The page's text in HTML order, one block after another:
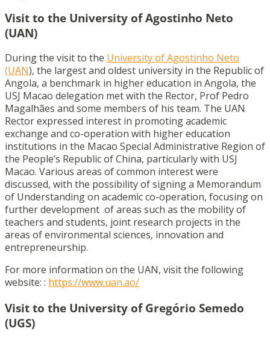
Visit to the University of Agostinho Neto
(UAN)
During the visit to the University of Agostinho Neto
(UAN), the largest and oldest university in the Republic of
Angola, a benchmark in higher education in Angola, the
USJ Macao delegation met with the Rector, Prof Pedro
Magalhães and some members of his team. The UAN
Rector expressed interest in promoting academic
exchange and co-operation with higher education
institutions in the Macao Special Administrative Region of
the People’s Republic of China, particularly with USJ
Macao. Various areas of common interest were
discussed, with the possibility of signing a Memorandum
of Understanding on academic co-operation, focusing on
further development of areas such as the mobility of
teachers and students, joint research projects in the
areas of environmental sciences, innovation and
entrepreneurship.
For more information on the UAN, visit the following
website: : https://www.uan.ao/
Visit to the University of Gregório Semedo
(UGS)